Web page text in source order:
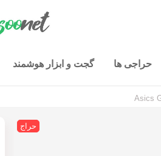
حراجی ها گجت و ابزار هوشمند
حراج